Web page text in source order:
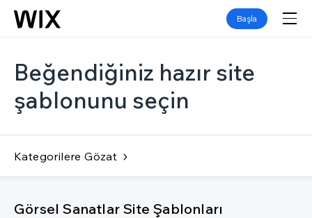
Başla
Beğendiğiniz hazır site
şablonunu seçin
Kategorilere Gözat
Görsel Sanatlar Site Şablonları